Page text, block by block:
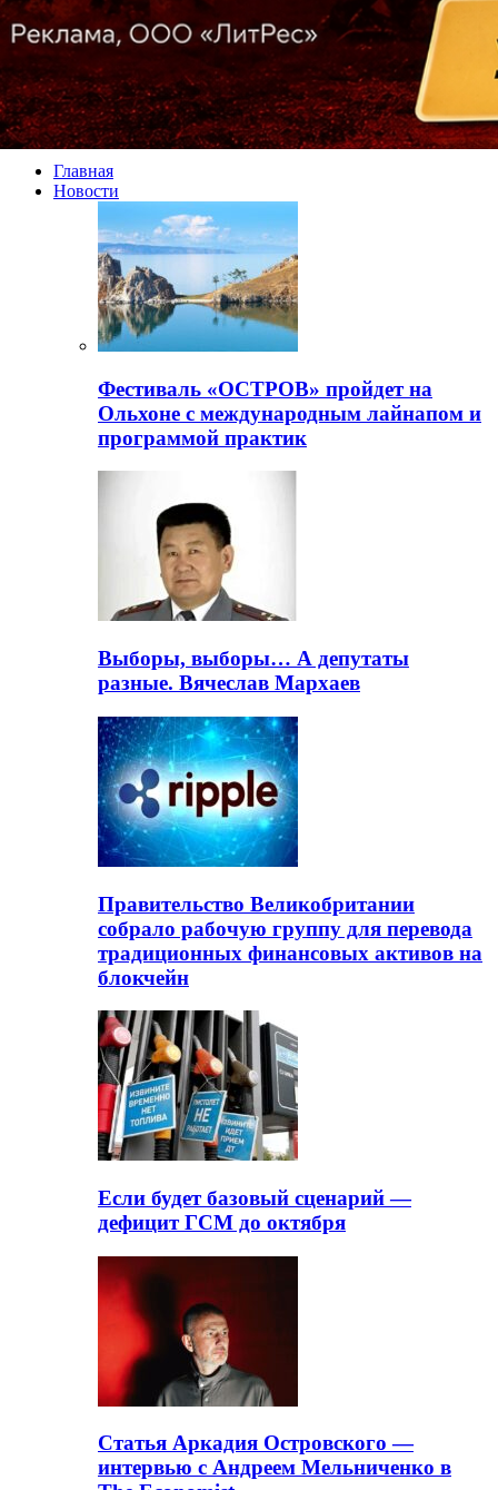
Главная
Новости
Фестиваль «ОСТРОВ» пройдет на
Ольхоне с международным лайнапом и
программой практик
Выборы, выборы… А депутаты
разные. Вячеслав Мархаев
Правительство Великобритании
собрало рабочую группу для перевода
традиционных финансовых активов на
блокчейн
Если будет базовый сценарий —
дефицит ГСМ до октября
Статья Аркадия Островского —
интервью с Андреем Мельниченко в